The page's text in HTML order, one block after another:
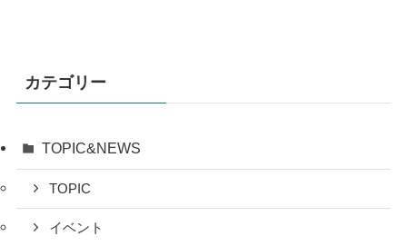
カテゴリー
TOPIC&NEWS
TOPIC
イベント